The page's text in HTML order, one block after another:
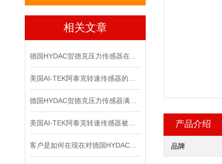
相关文章
产品介绍
品牌